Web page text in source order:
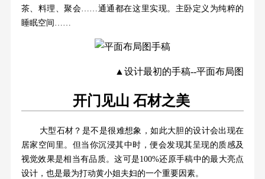
茶、料理、聚会……通通都在这里实现。主卧定义为纯粹的
睡眠空间……
▲设计最初的手稿--平面布局图
开门见山 石材之美
大型石材？是不是很难想象，如此大胆的设计会出现在
居家空间里。但当你沉浸其中时，便会发现其呈现的质感及
视觉效果是相当有品质。这可是100%还原手稿中的最大亮点
设计，也是最为打动黄小姐夫妇的一个重要因素。